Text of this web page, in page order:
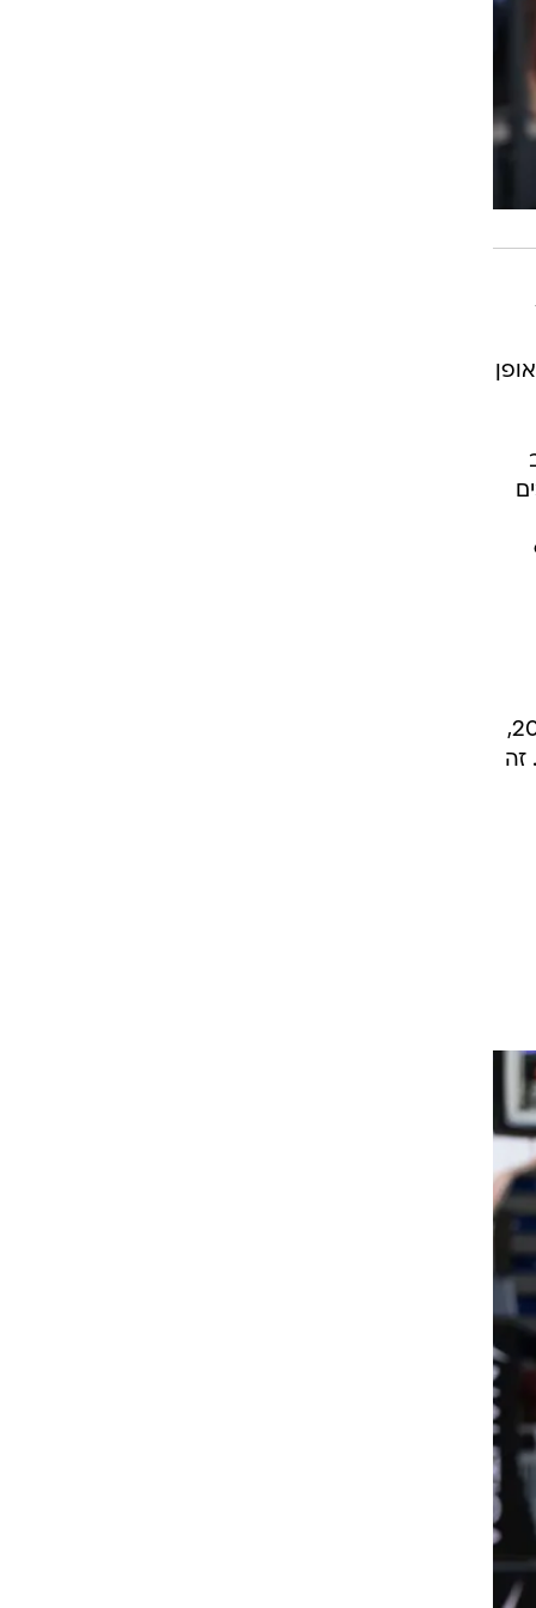
האוהדים רוצים, לא הפתיע אותי שהרוב המוחלט רצה אותי, הם רצו התנהלות שמתאימה ל-2026,
זה